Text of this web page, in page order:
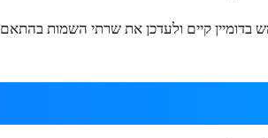
בדומיין קיים ולעדכן את שרתי השמות בהתאם